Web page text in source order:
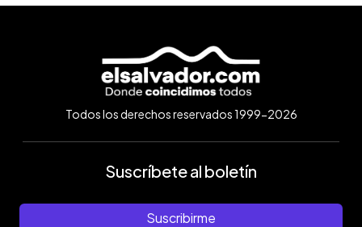
Todos los derechos reservados 1999-2026
Suscríbete al boletín
Suscribirme